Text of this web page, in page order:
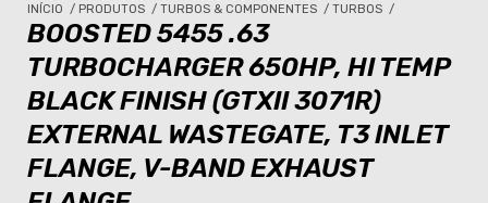
INÍCIO / PRODUTOS / TURBOS & COMPONENTES / TURBOS /
BOOSTED 5455 .63
TURBOCHARGER 650HP, HI TEMP
BLACK FINISH (GTXII 3071R)
EXTERNAL WASTEGATE, T3 INLET
FLANGE, V-BAND EXHAUST